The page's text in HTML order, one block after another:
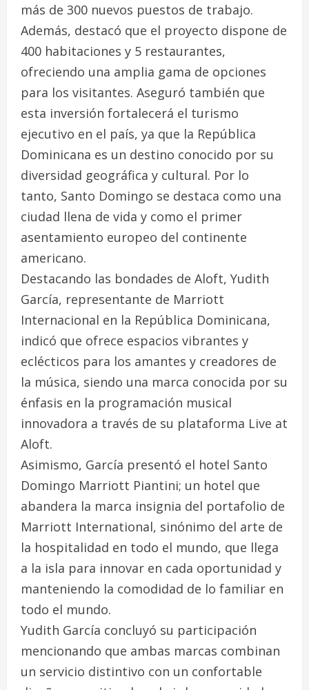
más de 300 nuevos puestos de trabajo.
Además, destacó que el proyecto dispone de
400 habitaciones y 5 restaurantes,
ofreciendo una amplia gama de opciones
para los visitantes. Aseguró también que
esta inversión fortalecerá el turismo
ejecutivo en el país, ya que la República
Dominicana es un destino conocido por su
diversidad geográfica y cultural. Por lo
tanto, Santo Domingo se destaca como una
ciudad llena de vida y como el primer
asentamiento europeo del continente
americano.
Destacando las bondades de Aloft, Yudith
García, representante de Marriott
Internacional en la República Dominicana,
indicó que ofrece espacios vibrantes y
eclécticos para los amantes y creadores de
la música, siendo una marca conocida por su
énfasis en la programación musical
innovadora a través de su plataforma Live at
Aloft.
Asimismo, García presentó el hotel Santo
Domingo Marriott Piantini; un hotel que
abandera la marca insignia del portafolio de
Marriott International, sinónimo del arte de
la hospitalidad en todo el mundo, que llega
a la isla para innovar en cada oportunidad y
manteniendo la comodidad de lo familiar en
todo el mundo.
Yudith García concluyó su participación
mencionando que ambas marcas combinan
un servicio distintivo con un confortable